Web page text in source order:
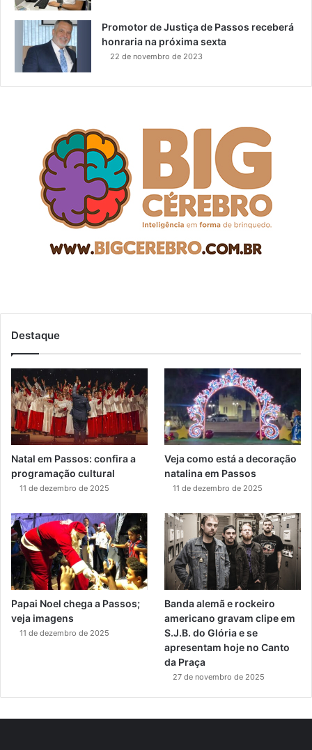
Promotor de Justiça de Passos receberá
honraria na próxima sexta
22 de novembro de 2023
Destaque
Natal em Passos: confira a
programação cultural
11 de dezembro de 2025
Veja como está a decoração
natalina em Passos
11 de dezembro de 2025
Papai Noel chega a Passos;
veja imagens
11 de dezembro de 2025
Banda alemã e rockeiro
americano gravam clipe em
S.J.B. do Glória e se
apresentam hoje no Canto
da Praça
27 de novembro de 2025